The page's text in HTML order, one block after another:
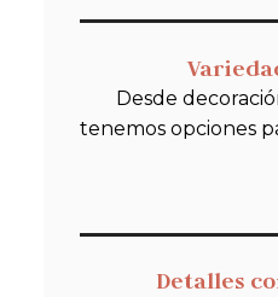
Desde
tenemos opciones
Detalles